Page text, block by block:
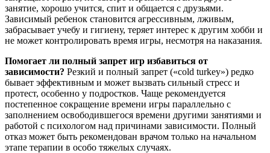
занятие, хорошо учится, спит и общается с друзьями.
Зависимый ребенок становится агрессивным, лживым,
забрасывает учебу и гигиену, теряет интерес к другим хобби и
не может контролировать время игры, несмотря на наказания.
Помогает ли полный запрет игр избавиться от
зависимости? Резкий и полный запрет («cold turkey») редко
бывает эффективным и может вызвать сильный стресс и
протест, особенно у подростков. Чаще рекомендуется
постепенное сокращение времени игры параллельно с
заполнением освободившегося времени другими занятиями и
работой с психологом над причинами зависимости. Полный
отказ может быть рекомендован врачом только на начальном
этапе терапии в особо тяжелых случаях.